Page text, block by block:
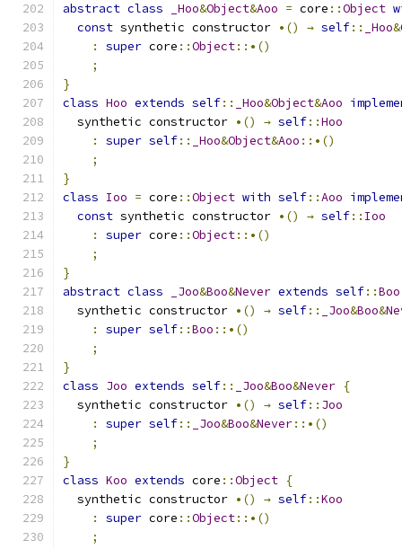
abstract class _Hoo&Object&Aoo = core ::Object
const synthetic constructor •() → self:: _Hoo&
:
super core ::Object::•()
;
}
class Hoo extends self:: _Hoo&Object&Aoo
  synthetic constructor
•() → self::Hoo
:
super self:: _Hoo&Object&Aoo ::•()
;
}
class Ioo = core ::Object with self::Aoo
const synthetic constructor •() → self:: Ioo
:
super core ::Object::•()
;
}
abstract class _Joo&Boo&Never extends self::Boo
  synthetic constructor
•() → self:: _Joo&Boo&
:
super self::Boo ::•()
;
}
class Joo extends self:: _Joo&Boo&Never {
  synthetic constructor
•() → self:: Joo
:
super self:: _Joo&Boo&Never::•()
;
}
class Koo extends core ::Object {
  synthetic constructor
•() → self::Koo
:
super core ::Object::•()
;